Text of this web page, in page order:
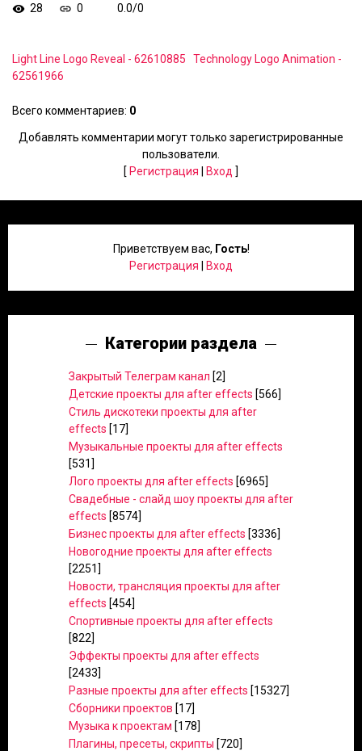
28 0 0.0/0
Light Line Logo Reveal - 62610885
Technology Logo Animation -
62561966
Всего комментариев: 0
Добавлять комментарии могут только зарегистрированные
пользователи.
[ Регистрация Вход ]
Приветствуем вас, Гость!
Регистрация
Вход
Категории раздела
Закрытый Телеграм канал [2]
Детские проекты для after effects [566]
Стиль дискотеки проекты для after
effects [17]
Музыкальные проекты для after effects
[531]
Лого проекты для after effects [6965]
Свадебные - слайд шоу проекты для after
effects [8574]
Бизнес проекты для after effects [3336]
Новогодние проекты для after effects
[2251]
Новости, трансляция проекты для after
effects [454]
Спортивные проекты для after effects
[822]
Эффекты проекты для after effects
[2433]
Разные проекты для after effects [15327]
Сборники проектов [17]
Музыка к проектам [178]
Плагины, пресеты, скрипты [720]